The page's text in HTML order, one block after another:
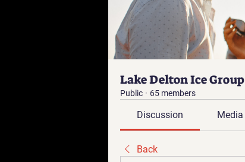
Lake Delton Ice Group
Public · 65 members
Discussion Media
Back